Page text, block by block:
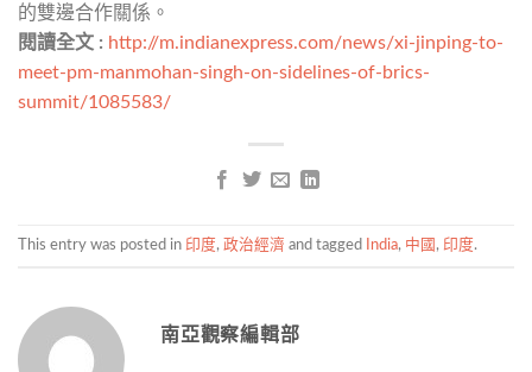
的雙邊合作關係。
閱讀全文 : http://m.indianexpress.com/news/xi-jinping-to-
meet-pm-manmohan-singh-on-sidelines-of-brics-
summit/1085583/
This entry was posted in 印度, 政治經濟 and tagged India, 中國 , 印度.
南亞觀察編輯部